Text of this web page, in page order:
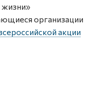
жизни»
организации
акции